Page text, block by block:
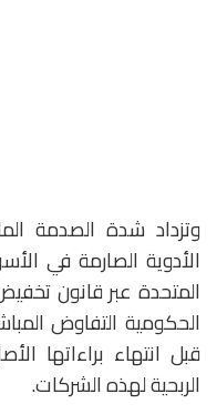
وتزداد شدة الصدمة
الأدوية الصارمة في
الحكومية التفاوض
قبل انتهاء براءاتها
الربحية لهذه الشركات.